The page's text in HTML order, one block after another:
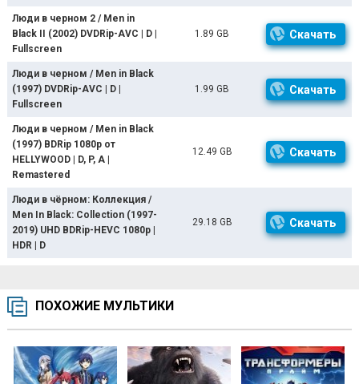
Люди в черном 2 / Men in
Black II (2002) DVDRip-AVC | D |
Fullscreen
1.89 GB Скачать
Люди в черном / Men in Black
(1997) DVDRip-AVC | D |
Fullscreen
1.99 GB Скачать
Люди в черном / Men in Black
(1997) BDRip 1080p от
HELLYWOOD | D, P, A |
Remastered
12.49 GB Скачать
Люди в чёрном: Коллекция /
Men In Black: Collection (1997-
2019) UHD BDRip-HEVC 1080p |
HDR | D
29.18 GB Скачать
ПОХОЖИЕ МУЛЬТИКИ